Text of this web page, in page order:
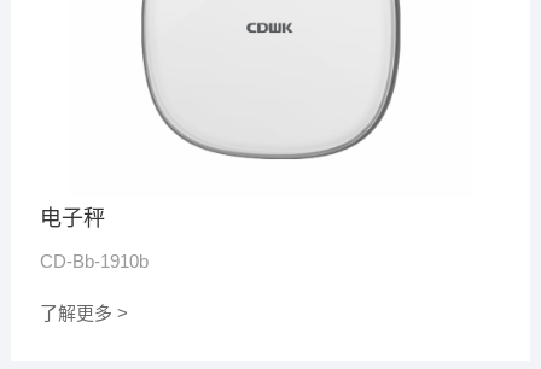
电子秤
CD-Bb-1910b
了解更多 >